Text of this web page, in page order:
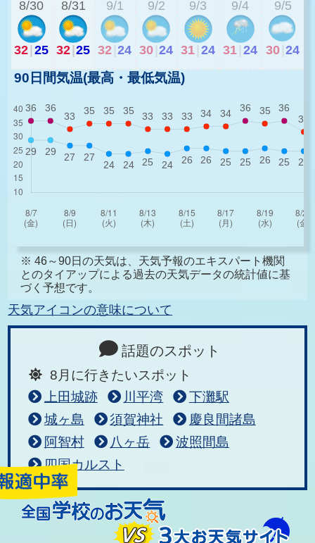
8/30
32|25
8/31
32|25
9/1
32 24
9/2
30 24
9/3
31 24
9/4
31 24
9/5
30 24
90日間気温(最高・最低気温)
※ 46～90日の天気は、天気予報のエキスパート機関
とのタイアップによる過去の天気データの統計値に基
づく予想です。
天気アイコンの意味について
話題のスポット
8月に行きたいスポット
上田城跡
川平湾
下灘駅
城ヶ島
須賀神社
慶良間諸島
阿智村
八ヶ岳
波照間島
四国カルスト